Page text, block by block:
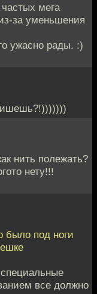
мега
за уменьшения
ужасно рады. :)
нить полежать?
нету!!!
было под ноги
все должно